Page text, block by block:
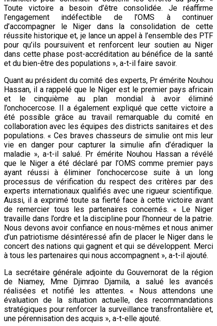
Toute victoire a besoin d’être consolidée. Je réaffirme
l’engagement indéfectible de l’OMS à continuer
d’accompagner le Niger dans la consolidation de cette
réussite historique et, je lance un appel à l’ensemble des PTF
pour qu’ils poursuivent et renforcent leur soutien au Niger
dans cette phase post-accréditation au bénéfice de la santé
et du bien-être des populations », a-t-il faire savoir.
Quant au président du comité des experts, Pr émérite Nouhou
Hassan, il a rappelé que le Niger est le premier pays africain
et le cinquième au plan mondial à avoir éliminé
l’onchocercose. Il a également expliqué que cette victoire a
été possible grâce au travail remarquable du comité en
collaboration avec les équipes des districts sanitaires et des
populations. « Ces braves chasseurs de simulie ont mis leur
vie en danger pour capturer la simulie afin d’éradiquer la
maladie », a-t-il salué. Pr émérite Nouhou Hassan a révélé
que le Niger a été déclaré par l’OMS comme premier pays
ayant réussi à éliminer l’onchocercose suite à un long
processus de vérification du respect des critères par des
experts internationaux qualifiés avec une rigueur scientifique.
Aussi, il a exprimé toute sa fierté face à cette victoire avant
de remercier tous les partenaires concernés. « Le Niger
travaille dans l’ordre et la discipline pour l’honneur de la patrie.
Nous devons avoir confiance en nous-mêmes et nous animer
d’un patriotisme désintéressé afin de placer le Niger dans le
concert des nations qui gagnent et qui se développent. Merci
à tous les partenaires qui nous accompagnent », a-t-il ajouté.
La secrétaire générale adjointe du Gouvernorat de la région
de Niamey, Mme Djimrao Djamila, a salué les avancés
réalisées et notifié les attentes. « Nous attendons une
évaluation de la situation actuelle, des recommandations
stratégiques pour renforcer la surveillance transfrontalière et,
une pérennisation des acquis », a-t-elle ajouté.